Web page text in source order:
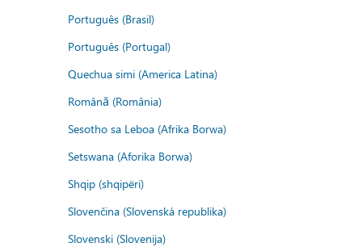
Português (Brasil)
Português (Portugal)
Quechua simi (America Latina)
Română (România)
Sesotho sa Leboa (Afrika Borwa)
Setswana (Aforika Borwa)
Shqip (shqipëri)
Slovenčina (Slovenská republika)
Slovenski (Slovenija)